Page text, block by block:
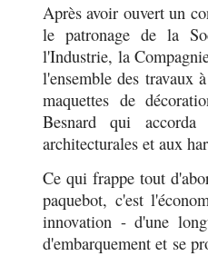
Après avoir ouvert un
le patronage de la
l'Industrie, la
l'ensemble des travaux
maquettes de
Besnard qui
architecturales et aux
Ce qui frappe tout
paquebot, c'est
innovation - d'une
d'embarquement et se